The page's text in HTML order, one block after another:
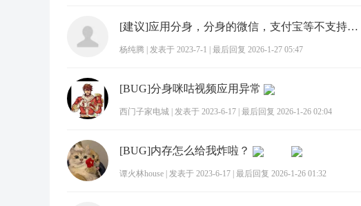
[建议]应用分身，分身的微信，支付宝等不支持指纹支付。
杨纯腾 发表于 2023-7-1 最后回复 2026-1-27 05:47
[BUG]分身咪咕视频应用异常
西门子家电城 发表于 2023-6-17 最后回复 2026-1-26 02:04
[BUG]内存怎么给我炸啦？
谭火林house 发表于 2023-6-17 最后回复 2026-1-26 01:32